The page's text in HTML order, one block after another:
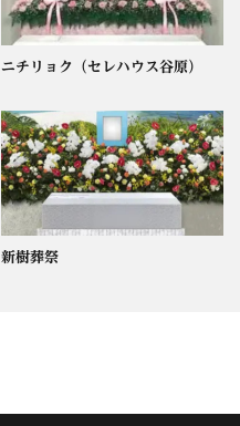
ニチリョク（セレハウス谷原）
新樹葬祭